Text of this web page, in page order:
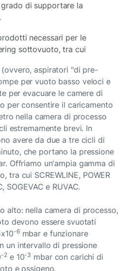
di supportare la
necessari per le
sottovuoto, tra cui
(ovvero, aspiratori "di pre-
per vuoto basso veloci e
per evacuare le camere di
per consentire il caricamento
nella camera di processo
estremamente brevi. In
avere da due a tre cicli di
che portano la pressione
Offriamo un'ampia gamma di
tra cui SCREWLINE, POWER
SOGEVAC e RUVAC.
alto: nella camera di processo,
devono essere svuotati
-6mbar e funzionare
un intervallo di pressione
-2 e 10-3 mbar con carichi di
e ossigeno.